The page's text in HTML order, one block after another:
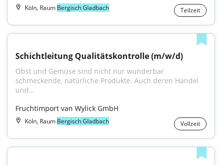
Köln, Raum Bergisch Gladbach Teilzeit
Schichtleitung Qualitätskontrolle (m/w/d)
Obst und Gemüse sind nicht nur wunderbar
schmeckende, natürliche Produkte. Auch deren Handel
und...
Fruchtimport van Wylick GmbH
Köln, Raum Bergisch Gladbach Vollzeit